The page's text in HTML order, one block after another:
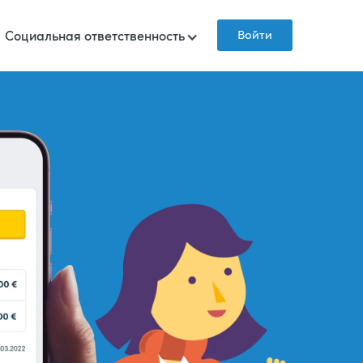
Социальная ответственность Войти